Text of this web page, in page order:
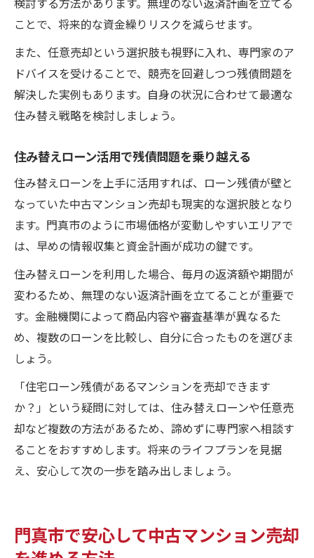
ことで、将来的な資金繰りリスクを減らせます。
また、任意売却という選択肢も視野に入れ、専門家のア
ドバイスを受けることで、競売を回避しつつ残債問題を
解決した実例もあります。自身の状況に合わせて最適な
住み替え戦略を検討しましょう。
住み替えローン活用で残債問題を乗り越える
住み替えローンを上手に活用すれば、ローン残債が壁と
なっていた中古マンション売却も現実的な選択肢となり
ます。門真市のように市場価格が変動しやすいエリアで
は、早めの情報収集と資金計画が成功の鍵です。
住み替えローンを利用した場合、毎月の返済額や期間が
変わるため、無理のない返済計画を立てることが重要で
す。金融機関によって商品内容や審査基準が異なるた
め、複数のローンを比較し、自分に合ったものを選びま
しょう。
「住宅ローン残債があるマンションを売却できます
か？」という疑問に対しては、住み替えローンや任意売
却など複数の方法があるため、諦めずに専門家へ相談す
ることをおすすめします。将来のライフプランを見据
え、安心して次の一歩を踏み出しましょう。
門真市で安心して中古マンション売却